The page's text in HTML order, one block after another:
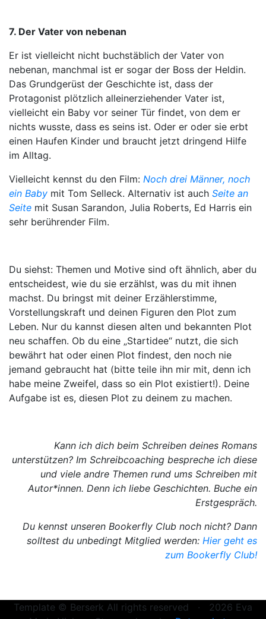
7. Der Vater von nebenan
Er ist vielleicht nicht buchstäblich der Vater von
nebenan, manchmal ist er sogar der Boss der Heldin.
Das Grundgerüst der Geschichte ist, dass der
Protagonist plötzlich alleinerziehender Vater ist,
vielleicht ein Baby vor seiner Tür findet, von dem er
nichts wusste, dass es seins ist. Oder er oder sie erbt
einen Haufen Kinder und braucht jetzt dringend Hilfe
im Alltag.
Vielleicht kennst du den Film: Noch drei Männer, noch
ein Baby mit Tom Selleck. Alternativ ist auch Seite an
Seite mit Susan Sarandon, Julia Roberts, Ed Harris ein
sehr berührender Film.
Du siehst: Themen und Motive sind oft ähnlich, aber du
entscheidest, wie du sie erzählst, was du mit ihnen
machst. Du bringst mit deiner Erzählerstimme,
Vorstellungskraft und deinen Figuren den Plot zum
Leben. Nur du kannst diesen alten und bekannten Plot
neu schaffen. Ob du eine „Startidee“ nutzt, die sich
bewährt hat oder einen Plot findest, den noch nie
jemand gebraucht hat (bitte teile ihn mir mit, denn ich
habe meine Zweifel, dass so ein Plot existiert!). Deine
Aufgabe ist es, diesen Plot zu deinem zu machen.
Kann ich dich beim Schreiben deines Romans
unterstützen? Im Schreibcoaching bespreche ich diese
und viele andre Themen rund ums Schreiben mit
Autor*innen. Denn ich liebe Geschichten. Buche ein
Erstgespräch.
Du kennst unseren Bookerfly Club noch nicht? Dann
solltest du unbedingt Mitglied werden: Hier geht es
zum Bookerfly Club!
Template © Berserk All rights reserved · 2026 Eva